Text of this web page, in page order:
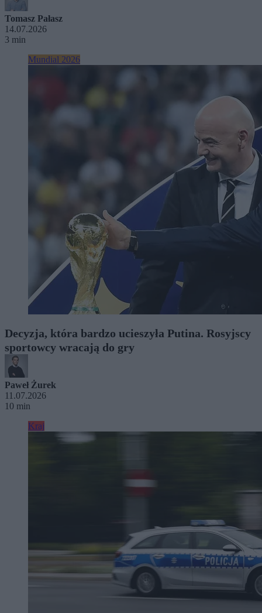
Tomasz Pałasz
14.07.2026
3 min
Mundial 2026
Decyzja, która bardzo ucieszyła Putina. Rosyjscy
sportowcy wracają do gry
Paweł Żurek
11.07.2026
10 min
Kraj